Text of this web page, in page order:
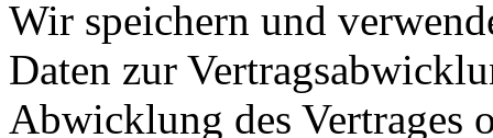
Wir speichern und
Daten zur
Abwicklung des Vertrages